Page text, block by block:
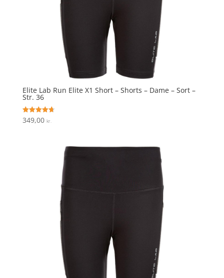
Elite Lab Run Elite X1 Short – Shorts – Dame – Sort –
Str. 36
Vurderet
4.7
349,00 kr.